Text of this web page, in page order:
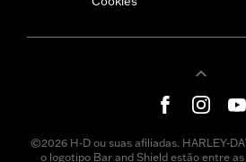
©2026 H-D ou suas afiliadas. HARLEY-
o logotipo Bar and Shield estão entre